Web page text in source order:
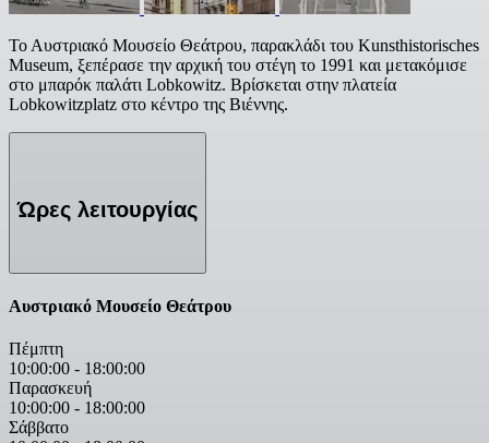
Το Αυστριακό Μουσείο Θεάτρου, παρακλάδι του Kunsthistorisches
Museum, ξεπέρασε την αρχική του στέγη το 1991 και μετακόμισε
στο μπαρόκ παλάτι Lobkowitz. Βρίσκεται στην πλατεία
Lobkowitzplatz στο κέντρο της Βιέννης.
Ώρες λειτουργίας
Αυστριακό Μουσείο Θεάτρου
Πέμπτη
10:00:00 - 18:00:00
Παρασκευή
10:00:00 - 18:00:00
Σάββατο